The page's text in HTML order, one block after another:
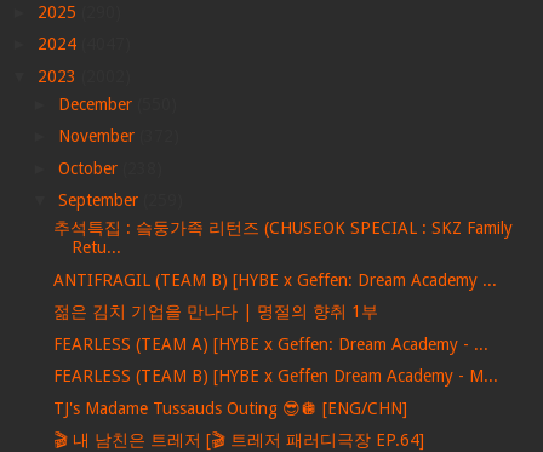
2025
2024
2023
December
November
October
September
추석특집 : 슼둥가족 리턴즈 (CHUSEOK SPECIAL : SKZ Family
Retu...
ANTIFRAGIL (TEAM B) [HYBE x Geffen: Dream Academy ...
젊은 김치 기업을 만나다 | 명절의 향취 1부
FEARLESS (TEAM A) [HYBE x Geffen: Dream Academy - ...
FEARLESS (TEAM B) [HYBE x Geffen Dream Academy - M...
TJ's Madame Tussauds Outing 😎🪩 [ENG/CHN]
🎬 내 남친은 트레저 [🎬 트레저 패러디극장 EP.64]